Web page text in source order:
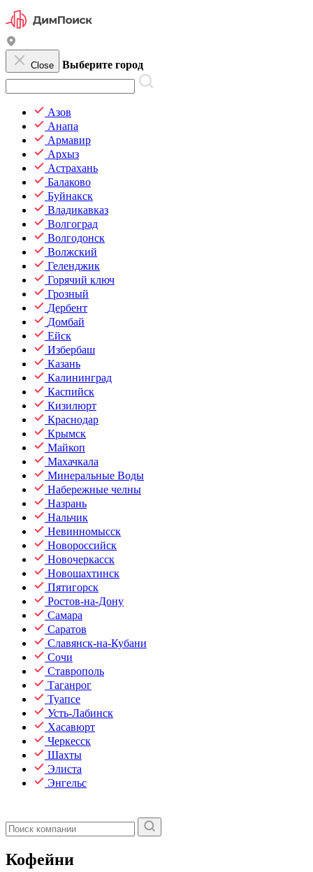
Close Выберите город
Азов
Анапа
Армавир
Архыз
Астрахань
Балаково
Буйнакск
Владикавказ
Волгоград
Волгодонск
Волжский
Геленджик
Горячий ключ
Грозный
Дербент
Домбай
Ейск
Избербаш
Казань
Калининград
Каспийск
Кизилюрт
Краснодар
Крымск
Майкоп
Махачкала
Минеральные Воды
Набережные челны
Назрань
Нальчик
Невинномысск
Новороссийск
Новочеркасск
Новошахтинск
Пятигорск
Ростов-на-Дону
Самара
Саратов
Славянск-на-Кубани
Сочи
Ставрополь
Таганрог
Туапсе
Усть-Лабинск
Хасавюрт
Черкесск
Шахты
Элиста
Энгельс
Кофейни